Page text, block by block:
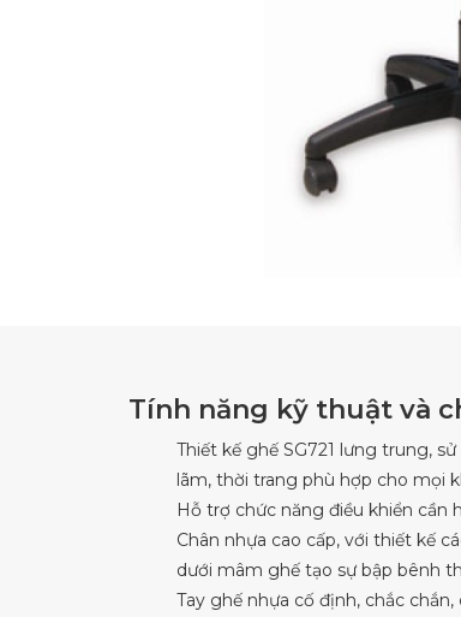
Tính năng kỹ thuật và
Thiết kế ghế SG721 lưng trung,
lãm, thời trang phù hợp cho mọi
Hỗ trợ chức năng điều khiển
Chân nhựa cao cấp, với thiết kế
dưới mâm ghế tạo sự bập bênh
Tay ghế nhựa cố định, chắc